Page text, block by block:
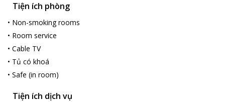
Tiện ích phòng
• Non-smoking rooms
• Room service
• Cable TV
• Tủ có khoá
• Safe (in room)
Tiện ích dịch vụ